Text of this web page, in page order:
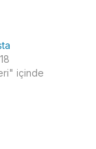
içinde